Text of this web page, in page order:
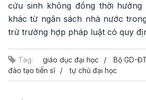
cứu sinh không đồng thời
khác từ ngân sách nhà nước
trừ trường hợp pháp luật có quy
Tag: giáo dục đại học Bộ GD-
đào tạo tiến sĩ
tự chủ đại học